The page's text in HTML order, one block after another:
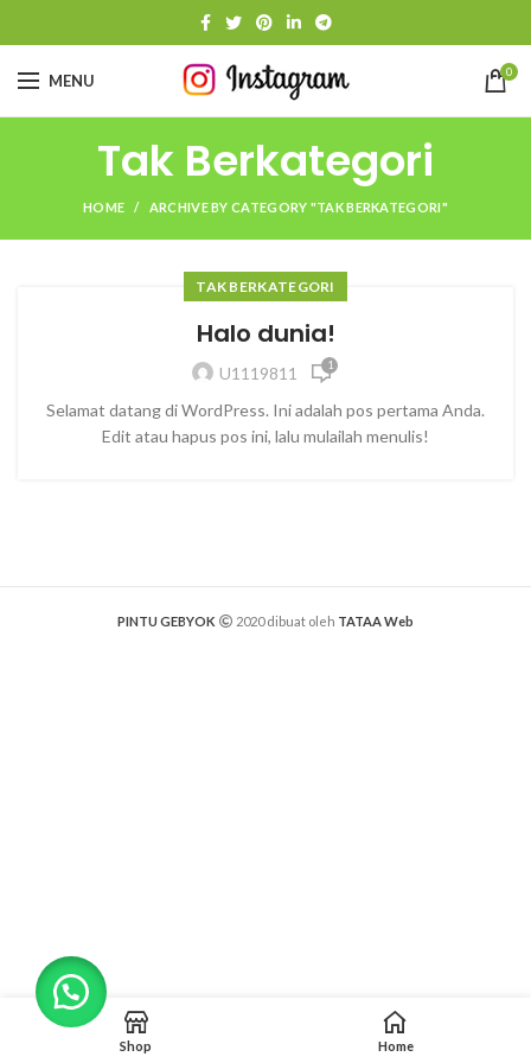
MENU 0
Tak Berkategori
HOME ARCHIVE BY CATEGORY "TAK BERKATEGORI"
TAK BERKATEGORI
Halo dunia!
U1119811 1
Selamat datang di WordPress. Ini adalah pos pertama Anda.
Edit atau hapus pos ini, lalu mulailah menulis!
PINTU GEBYOK 2020 dibuat oleh TATAA Web
Shop Home